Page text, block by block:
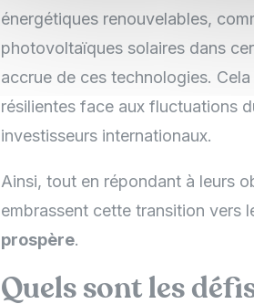
énergétiques renouvelables,
photovoltaïques solaires dans
accrue de ces technologies.
résilientes face aux fluctuations
investisseurs internationaux.
Ainsi, tout en répondant à leurs
embrassent cette transition vers
prospère.
Quels sont les